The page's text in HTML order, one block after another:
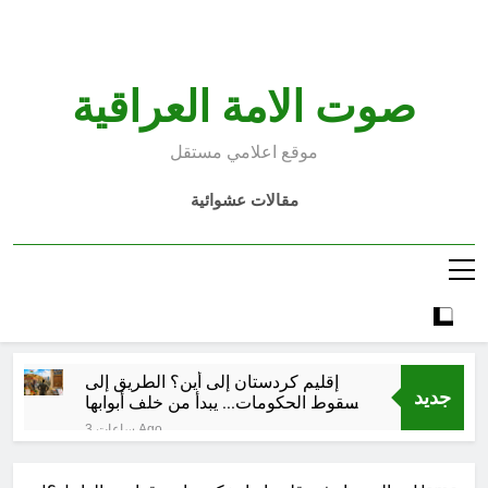
صوت الامة العراقية
موقع اعلامي مستقل
مقالات عشوائية
جديد
إقليم كردستان إلى أين؟ الطريق إلى
سقوط الحكومات… يبدأ من خلف أبوابها
المغلقة 3 ساعات Ago